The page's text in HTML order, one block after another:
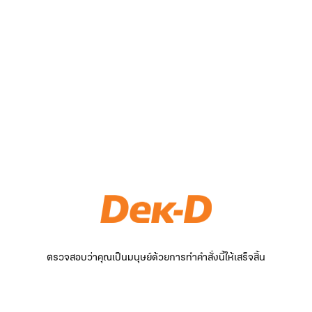
ตรวจสอบว่าคุณเป็นมนุษย์ด้วยการทำคำสั่งนี้ให้เสร็จสิ้น